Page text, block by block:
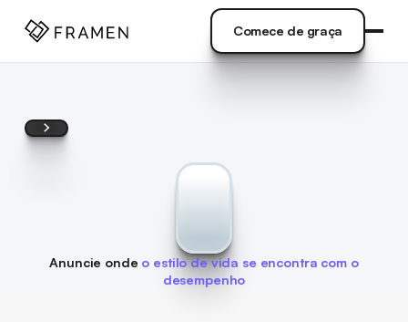
]
Comece de graça
Anuncie onde o estilo de vida se encontra com o
desempenho